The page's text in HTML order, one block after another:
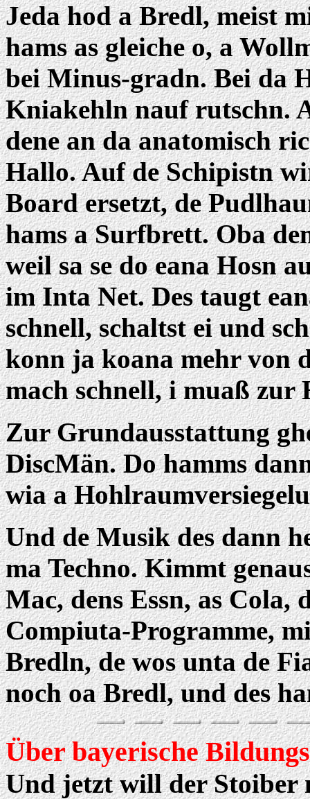
Jeda hod a Bredl, meist
hams as gleiche o, a
bei Minus-gradn. Bei da
Kniakehln nauf rutschn.
dene an da anatomisch
Hallo. Auf de Schipistn
Board ersetzt, de
hams a Surfbrett. Oba
weil sa se do eana Hosn
im Inta Net. Des taugt
schnell, schaltst ei und
konn ja koana mehr von
mach schnell, i muaß zur
Zur Grundausstattung
DiscMän. Do hamms
wia a
Und de Musik des dann
ma Techno. Kimmt
Mac, dens Essn, as Cola,
Compiuta-Programme,
Bredln, de wos unta de
noch oa Bredl, und des
Über bayerische
Und jetzt will der Stoiber